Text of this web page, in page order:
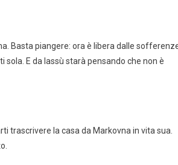
Basta piangere: ora è libera dalle
E da lassù starà pensando che non è
trascrivere la casa da Markovna in vita sua.